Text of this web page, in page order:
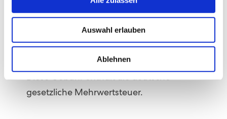
Auswahl erlauben
Ablehnen
Externe Kolleginnen und Kollegen:
Diese Gebühr enthält die deutsche
gesetzliche Mehrwertsteuer.